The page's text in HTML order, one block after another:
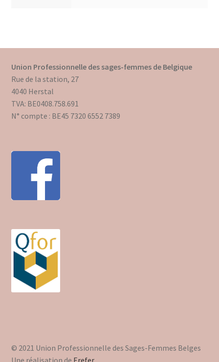
Union Professionnelle des sages-femmes de Belgique
Rue de la station, 27
4040 Herstal
TVA: BE0408.758.691
N° compte : BE45 7320 6552 7389
© 2021 Union Professionnelle des Sages-Femmes Belges
Une réalisation de Erefer